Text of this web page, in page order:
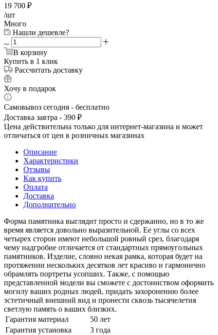
19 700 ₽
/шт
Много
Нашли дешевле?
В корзину
Купить в 1 клик
Рассчитать доставку
Хочу в подарок
Самовывоз сегодня - бесплатно
Доставка завтра - 390 ₽
Цена действительна только для интернет-магазина и может
отличаться от цен в розничных магазинах
Описание
Характеристики
Отзывы
Как купить
Оплата
Доставка
Дополнительно
Форма памятника выглядит просто и сдержанно, но в то же
время является довольно выразительной. Ее углы со всех
четырех сторон имеют небольшой ровный срез, благодаря
чему надгробие отличается от стандартных прямоугольных
памятников. Изделие, словно некая рамка, которая будет на
протяжении нескольких десятков лет красиво и гармонично
обрамлять портреты усопших. Также, с помощью
представленной модели вы сможете с достоинством оформить
могилу ваших родных людей, придать захоронению более
эстетичный внешний вид и пронести сквозь тысячелетия
светлую память о ваших близких.
Гарантия материал
50 лет
Гарантия установка
3 года